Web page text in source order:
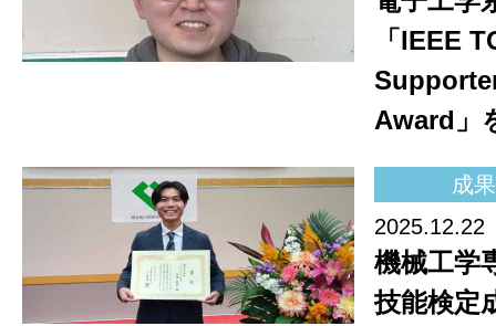
「IEEE
Award」
成果
2025.12.22
機械工学
技能検定